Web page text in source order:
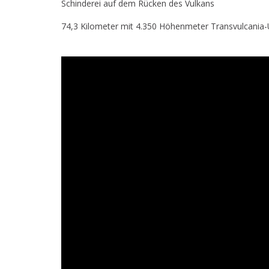
Schinderei auf dem Rücken des Vulkans
74,3 Kilometer mit 4.350 Höhenmeter